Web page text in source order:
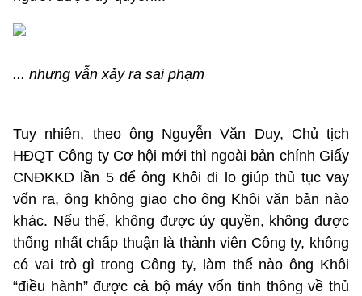
... nhưng vẫn xảy ra sai phạm
Tuy nhiên, theo ông Nguyễn Văn Duy, Chủ tịch
HĐQT Công ty Cơ hội mới thì ngoài bản chính Giấy
CNĐKKD lần 5 để ông Khôi đi lo giúp thủ tục vay
vốn ra, ông không giao cho ông Khôi văn bản nào
khác. Nếu thế, không được ủy quyền, không được
thống nhất chấp thuận là thành viên Công ty, không
có vai trò gì trong Công ty, làm thế nào ông Khôi
“điều hành” được cả bộ máy vốn tinh thông về thủ